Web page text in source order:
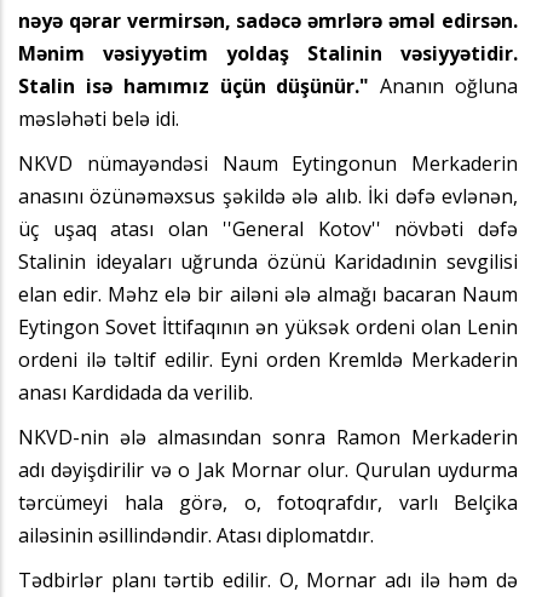
nəyə qərar vermirsən, sadəcə əmrlərə əməl edirsən.
Mənim vəsiyyətim yoldaş Stalinin vəsiyyətidir.
Stalin isə hamımız üçün düşünür."Ananın oğluna
məsləhəti belə idi.
NKVD nümayəndəsi Naum Eytingonun Merkaderin
anasını özünəməxsus şəkildə ələ alıb. İki dəfə evlənən,
üç uşaq atası olan ''General Kotov'' növbəti dəfə
Stalinin ideyaları uğrunda özünü Karidadınin sevgilisi
elan edir. Məhz elə bir ailəni ələ almağı bacaran Naum
Eytingon Sovet İttifaqının ən yüksək ordeni olan Lenin
ordeni ilə təltif edilir. Eyni orden Kremldə Merkaderin
anası Kardidada da verilib.
NKVD-nin ələ almasından sonra Ramon Merkaderin
adı dəyişdirilir və o Jak Mornar olur. Qurulan uydurma
tərcümeyi hala görə, o, fotoqrafdır, varlı Belçika
ailəsinin əsillindəndir. Atası diplomatdır.
Tədbirlər planı tərtib edilir. O, Mornar adı ilə həm də